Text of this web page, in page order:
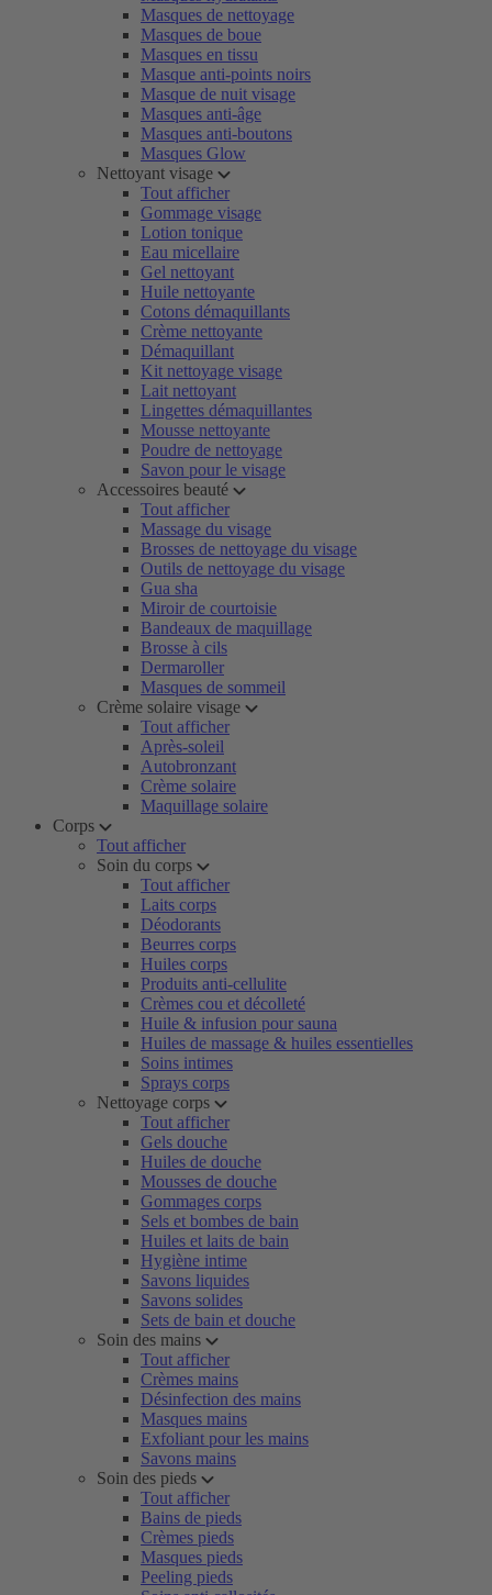
Masques de nettoyage
Masques de boue
Masques en tissu
Masque anti-points noirs
Masque de nuit visage
Masques anti-âge
Masques anti-boutons
Masques Glow
Nettoyant visage
Tout afficher
Gommage visage
Lotion tonique
Eau micellaire
Gel nettoyant
Huile nettoyante
Cotons démaquillants
Crème nettoyante
Démaquillant
Kit nettoyage visage
Lait nettoyant
Lingettes démaquillantes
Mousse nettoyante
Poudre de nettoyage
Savon pour le visage
Accessoires beauté
Tout afficher
Massage du visage
Brosses de nettoyage du visage
Outils de nettoyage du visage
Gua sha
Miroir de courtoisie
Bandeaux de maquillage
Brosse à cils
Dermaroller
Masques de sommeil
Crème solaire visage
Tout afficher
Après-soleil
Autobronzant
Crème solaire
Maquillage solaire
Corps
Tout afficher
Soin du corps
Tout afficher
Laits corps
Déodorants
Beurres corps
Huiles corps
Produits anti-cellulite
Crèmes cou et décolleté
Huile & infusion pour sauna
Huiles de massage & huiles essentielles
Soins intimes
Sprays corps
Nettoyage corps
Tout afficher
Gels douche
Huiles de douche
Mousses de douche
Gommages corps
Sels et bombes de bain
Huiles et laits de bain
Hygiène intime
Savons liquides
Savons solides
Sets de bain et douche
Soin des mains
Tout afficher
Crèmes mains
Désinfection des mains
Masques mains
Exfoliant pour les mains
Savons mains
Soin des pieds
Tout afficher
Bains de pieds
Crèmes pieds
Masques pieds
Peeling pieds